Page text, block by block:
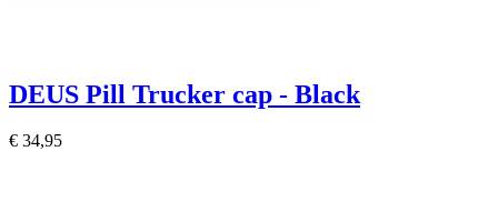
DEUS Pill Trucker cap - Black
€ 34,95